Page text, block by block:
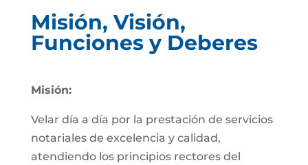
Misión, Visión,
Funciones y Deberes
Misión:
Velar día a día por la prestación de servicios
notariales de excelencia y calidad,
atendiendo los principios rectores del